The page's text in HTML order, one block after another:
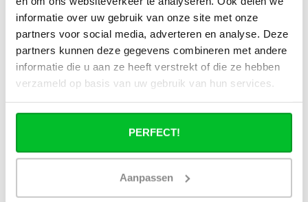
informatie over uw gebruik van onze site met onze
partners voor social media, adverteren en analyse. Deze
partners kunnen deze gegevens combineren met andere
informatie die u aan ze heeft verstrekt of die ze hebben
verzameld op basis van uw gebruik van hun services.
PERFECT!
Aanpassen
paneelradiator?
Hoe verschilt de warmteafgifte van een
hybride paneelradiator ten opzichte van
een standaard paneelradiator?
radiatorventilatoren?
Waarom is een hybride paneelradiator
technisch geen convector?